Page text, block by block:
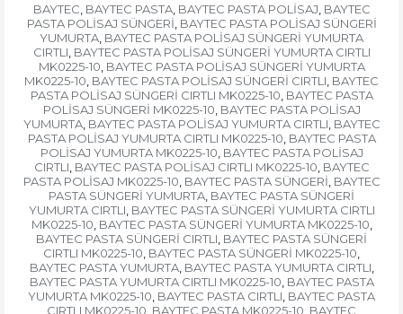
BAYTEC BAYTEC PASTA, BAYTEC PASTA POLİSAJ BAYTEC
PASTA POLİSAJ SÜNGERİ BAYTEC PASTA POLİSAJ SÜNGERİ
YUMURTA BAYTEC PASTA POLİSAJ SÜNGERİ YUMURTA
CIRTLI BAYTEC PASTA POLİSAJ SÜNGERİ YUMURTA CIRTLI
MK0225-10 BAYTEC PASTA POLİSAJ SÜNGERİ YUMURTA
MK0225-10 BAYTEC PASTA POLİSAJ SÜNGERİ CIRTLI BAYTEC
PASTA POLİSAJ SÜNGERİ CIRTLI MK0225-10 BAYTEC PASTA
POLİSAJ SÜNGERİ MK0225-10 BAYTEC PASTA POLİSAJ
YUMURTA, BAYTEC PASTA POLİSAJ YUMURTA CIRTLI BAYTEC
PASTA POLİSAJ YUMURTA CIRTLI MK0225-10 BAYTEC PASTA
POLİSAJ YUMURTA MK0225-10 BAYTEC PASTA POLİSAJ
CIRTLI BAYTEC PASTA POLİSAJ CIRTLI MK0225-10 BAYTEC
PASTA POLİSAJ MK0225-10 BAYTEC PASTA SÜNGERİ BAYTEC
PASTA SÜNGERİ YUMURTA BAYTEC PASTA SÜNGERİ
YUMURTA CIRTLI BAYTEC PASTA SÜNGERİ YUMURTA CIRTLI
MK0225-10 BAYTEC PASTA SÜNGERİ YUMURTA MK0225-10
BAYTEC PASTA SÜNGERİ CIRTLI BAYTEC PASTA SÜNGERİ
CIRTLI MK0225-10 BAYTEC PASTA SÜNGERİ MK0225-10
BAYTEC PASTA YUMURTA, BAYTEC PASTA YUMURTA CIRTLI
BAYTEC PASTA YUMURTA CIRTLI MK0225-10 BAYTEC PASTA
YUMURTA MK0225-10 BAYTEC PASTA CIRTLI BAYTEC PASTA
CIRTLI MK0225-10 BAYTEC PASTA MK0225-10 BAYTEC